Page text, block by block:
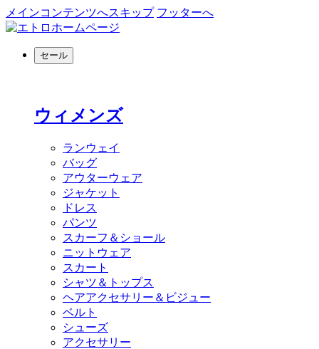
メインコンテンツへスキップ フッターへ
セール
ウィメンズ
ランウェイ
バッグ
アウターウェア
ジャケット
ドレス
パンツ
スカーフ＆ショール
ニットウェア
スカート
シャツ＆トップス
ヘアアクセサリー＆ビジュー
ベルト
シューズ
アクセサリー